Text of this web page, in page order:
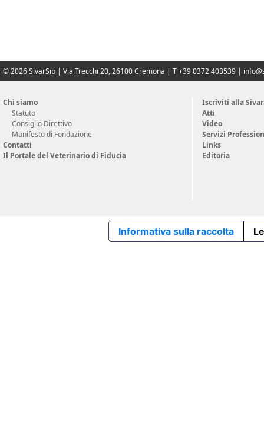
© 2026 SivarSib | Via Trecchi 20, 26100 Cremona | T +39 0372 403539 |
Chi siamo
Statuto
Consiglio Direttivo
Manifesto di Fondazione
Contatti
Il Portale del Veterinario di Fiducia
Iscriviti alla
Atti
Video
Servizi
Links
Editoria
Informativa sulla raccolta